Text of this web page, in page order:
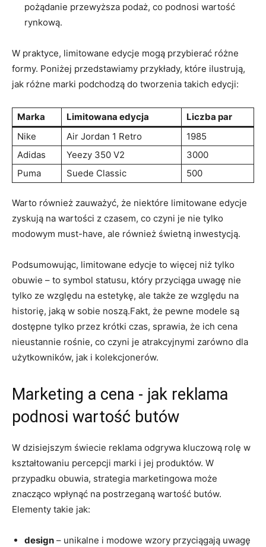
pożądanie przewyższa podaż, co podnosi ⁤wartość
⁤rynkową.
W praktyce, limitowane edycje mogą przybierać różne
formy. Poniżej przedstawiamy przykłady, które ilustrują,
jak różne marki podchodzą⁤ do ⁣tworzenia takich ⁤edycji:
Marka Limitowana edycja
Liczba par
Nike
Air ⁣Jordan 1 ⁣Retro
1985
Adidas
Yeezy 350‍ V2
3000
Puma
Suede Classic 500
Warto również zauważyć, że ‍niektóre⁣ limitowane⁣ edycje‌
zyskują ​na wartości⁢ z czasem, co czyni je nie ​tylko
modowym must-have, ale również⁤ świetną ‌inwestycją.
Podsumowując, limitowane edycje‍ to więcej‍ niż tylko
obuwie ⁢– to⁢ symbol statusu, który przyciąga uwagę ⁣nie
tylko ze względu na​ estetykę, ale⁤ także ze względu na
historię, jaką ​w sobie ‍noszą.Fakt, ‍że pewne modele są
dostępne tylko przez⁤ krótki ⁤czas, sprawia,‍ że ich⁢ cena
nieustannie rośnie, ⁣co czyni ⁣je atrakcyjnymi ⁢zarówno dla
użytkowników, jak i ⁢kolekcjonerów.
Marketing‌ a cena ​- ​jak ⁣reklama⁣
podnosi wartość butów
W dzisiejszym świecie reklama‍ odgrywa kluczową ⁣rolę⁢ w
kształtowaniu percepcji marki i jej produktów. W
przypadku obuwia, strategia marketingowa może
znacząco wpłynąć na postrzeganą wartość butów.​
Elementy takie jak:
design – unikalne i ​modowe wzory przyciągają ⁤uwagę